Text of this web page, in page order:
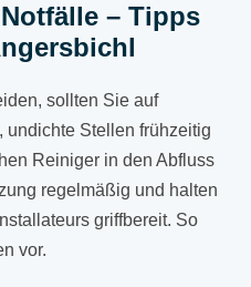
– Tipps
sollten Sie auf
undichte Stellen frühzeitig
Reiniger in den Abfluss
regelmäßig und halten
griffbereit. So
vor.